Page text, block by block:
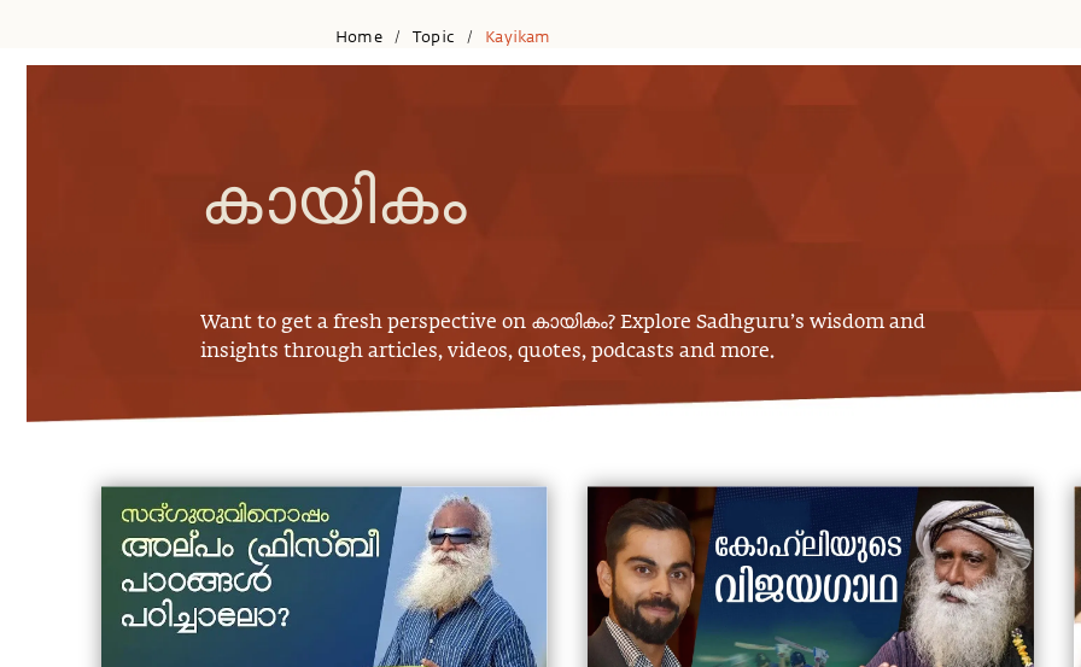
Home / Topic / Kayikam
കായികം
Want to get a fresh perspective on കായികം? Explore Sadhguru’s wisdom and
insights through articles, videos, quotes, podcasts and more.